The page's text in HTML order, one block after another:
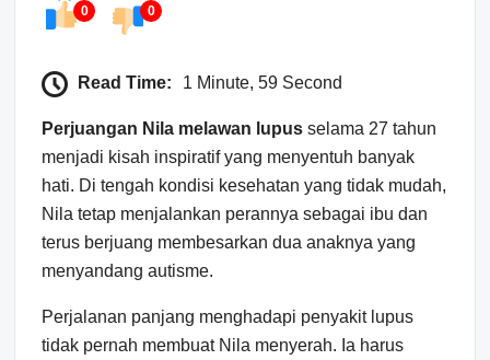
0 0
Read Time: 1 Minute, 59 Second
Perjuangan Nila melawan lupus selama 27 tahun
menjadi kisah inspiratif yang menyentuh banyak
hati. Di tengah kondisi kesehatan yang tidak mudah,
Nila tetap menjalankan perannya sebagai ibu dan
terus berjuang membesarkan dua anaknya yang
menyandang autisme.
Perjalanan panjang menghadapi penyakit lupus
tidak pernah membuat Nila menyerah. Ia harus